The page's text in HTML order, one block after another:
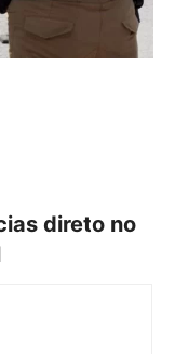
direto no